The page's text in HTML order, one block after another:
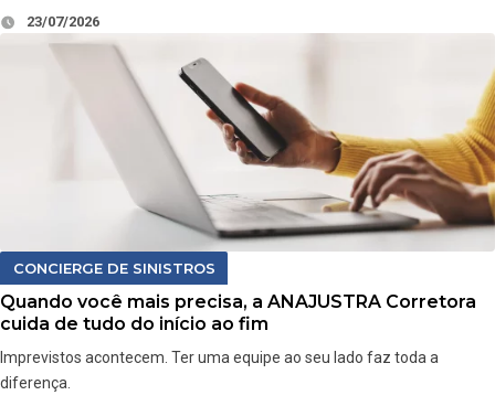
23/07/2026
CONCIERGE DE SINISTROS
Quando você mais precisa, a ANAJUSTRA Corretora
cuida de tudo do início ao fim
Imprevistos acontecem. Ter uma equipe ao seu lado faz toda a
diferença.